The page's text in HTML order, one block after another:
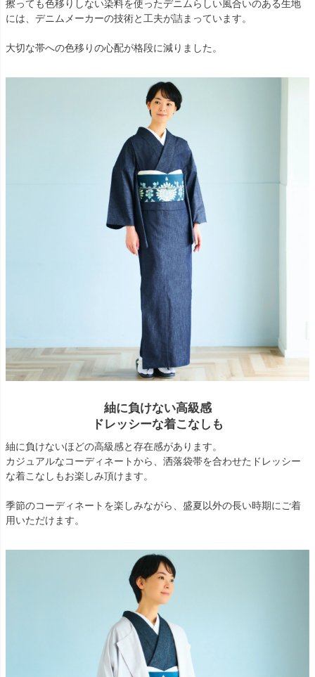
擦っても色移りしない染料を使ったデニムらしい風合いのある生地
には、デニムメーカーの技術と工夫が詰まっています。
大切な帯への色移りの心配が格段に減りました。
紬に負けない高級感
ドレッシーな着こなしも
紬に負けないほどの高級感と存在感があります。
カジュアルなコーディネートから、洒落袋帯を合わせたドレッシー
な着こなしもお楽しみ頂けます。
季節のコーディネートを楽しみながら、盛夏以外の長い時期にご着
用いただけます。